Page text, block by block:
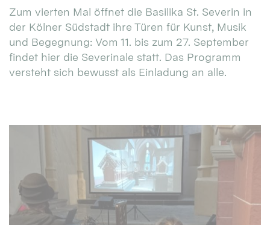
Zum vierten Mal öffnet die Basilika St. Severin in
der Kölner Südstadt ihre Türen für Kunst, Musik
und Begegnung: Vom 11. bis zum 27. September
findet hier die Severinale statt. Das Programm
versteht sich bewusst als Einladung an alle.